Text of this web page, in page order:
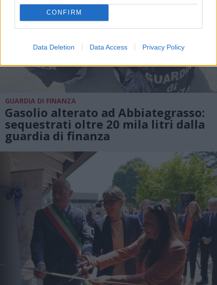
CONFIRM
Data Deletion Data Access Privacy Policy
GUARDIA DI FINANZA
Gasolio alterato ad Abbiategrasso:
sequestrati oltre 20 mila litri dalla
guardia di finanza